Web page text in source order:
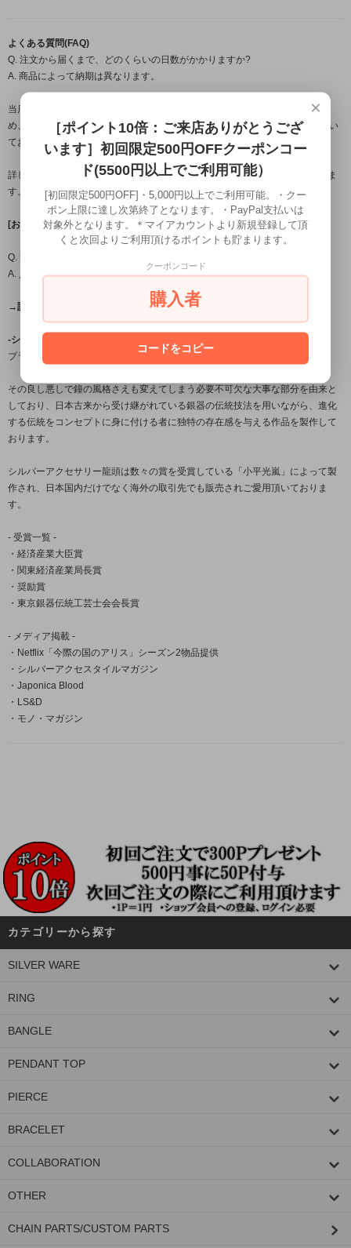
よくある質問(FAQ)
Q. 注文から届くまで、どのくらいの日数がかかりますか?
A. 商品によって納期は異なります。
当店の作品はすべて職人が一点ずつ手作業で製作するフルハンドメイドのた
め、ご注文・ご入金確認後から発送までは営業日約1週間~のお時間をいただい
ております。
詳しいお届け時期につきましては、ご注文確定後にメールにてご案内いたしま
す。
[お届け日目安についてはこちら←]
Q. 温泉やプール、お風呂に入るときは外したほうがいいですか?
A. 入浴時の着用は避けて頂くことをおすすめします。
→詳しくはこちら(FAQ)←
-シルバーアクセサリーブランド「龍頭」について-
ブランド名の「龍頭」とは梵鐘の最上部にある鐘を吊るす留め金の名。
その良し悪しで鐘の風格さえも変えてしまう必要不可欠な大事な部分を由来と
しており、日本古来から受け継がれている銀器の伝統技法を用いながら、進化
する伝統をコンセプトに身に付ける者に独特の存在感を与える作品を製作して
おります。
シルバーアクセサリー龍頭は数々の賞を受賞している「小平光嵐」によって製
作され、日本国内だけでなく海外の取引先でも販売されご愛用頂いておりま
す。
- 受賞一覧 -
・経済産業大臣賞
・関東経済産業局長賞
・奨励賞
・東京銀器伝統工芸士会会長賞
- メディア掲載 -
・Netflix「今際の国のアリス」シーズン2物品提供
・シルバーアクセスタイルマガジン
・Japonica Blood
・LS&D
・モノ・マガジン
カテゴリーから探す
SILVER WARE
RING
BANGLE
PENDANT TOP
PIERCE
BRACELET
COLLABORATION
OTHER
CHAIN PARTS/CUSTOM PARTS
×
［ポイント10倍：ご来店ありがとうござ
います］初回限定500円OFFクーポンコー
ド(5500円以上でご利用可能）
[初回限定500円OFF]・5,000円以上でご利用可能。・クー
ポン上限に達し次第終了となります。・PayPal支払いは
対象外となります。＊マイアカウントより新規登録して頂
くと次回よりご利用頂けるポイントも貯まります。
クーポンコード
購入者
コードをコピー